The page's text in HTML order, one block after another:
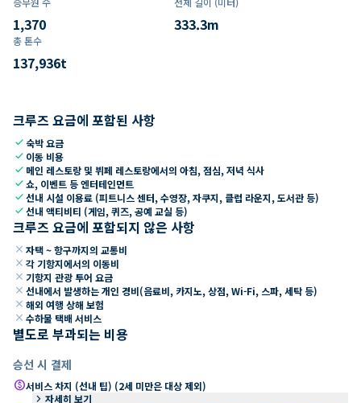
1,370 333.3m
총 톤수
137,936t
크루즈 요금에 포함된 사항
check숙박 요금
check 이동 비용
check 메인 레스토랑 및 뷔페 레스토랑에서의 아침, 점심, 저녁 식사
check쇼, 이벤트 등 엔터테인먼트
check선내 시설 이용료 (피트니스 센터, 수영장, 자쿠지, 클럽 라운지, 도서관 등)
check선내 액티비티 (게임, 퀴즈, 공예 교실 등)
크루즈 요금에 포함되지 않은 사항
close 자택 ~ 항구까지의 교통비
close 각 기항지에서의 이동비
close 기항지 관광 투어 요금
close 선내에서 발생하는 개인 경비(음료비, 카지노, 상점, Wi-Fi, 스파, 세탁 등)
close 해외 여행 상해 보험
close 수하물 택배 서비스
별도로 부과되는 비용
승선 시 결제
paid서비스 차지 (선내 팁) (2세 미만은 대상 제외)
keyboard_arrow_right 자세히 보기